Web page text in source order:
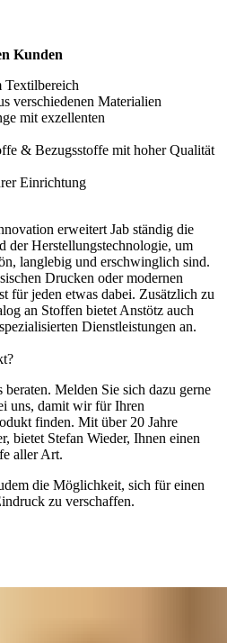
Kunden
Textilbereich
verschiedenen Materialien
mit exzellenten
& Bezugsstoffe mit hoher Qualität
Einrichtung
erweitert Jab ständig die
der Herstellungstechnologie, um
langlebig und erschwinglich sind.
Drucken oder modernen
für jeden etwas dabei. Zusätzlich zu
an Stoffen bietet Anstötz auch
Dienstleistungen an.
beraten. Melden Sie sich dazu gerne
uns, damit wir für Ihren
finden. Mit über 20 Jahre
bietet Stefan Wieder, Ihnen einen
aller Art.
die Möglichkeit, sich für einen
zu verschaffen.